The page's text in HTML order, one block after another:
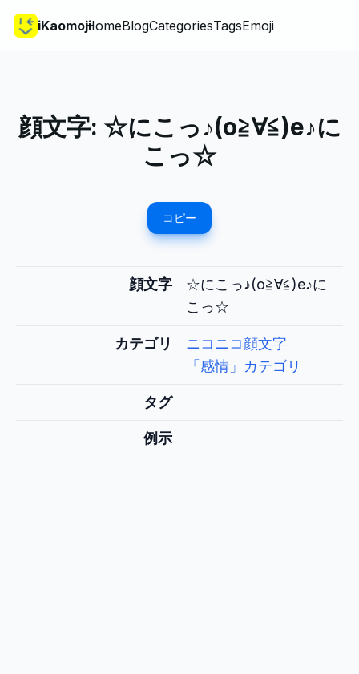
iKaomojiHomeBlogCategoriesTagsEmoji
顔文字: ☆にこっ♪(o≧∀≦)e♪に
こっ☆
コピー
顔文字
☆にこっ♪(o≧∀≦)e♪に
こっ☆
カテゴリ
ニコニコ顔文字
「感情」カテゴリ
タグ
例示